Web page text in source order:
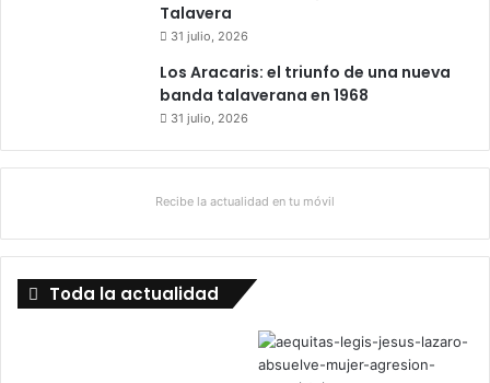
Talavera
31 julio, 2026
Los Aracaris: el triunfo de una nueva
banda talaverana en 1968
31 julio, 2026
Recibe la actualidad en tu móvil
Toda la actualidad